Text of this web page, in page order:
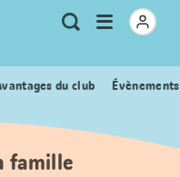
Métanavigation
RechercheOuvrir
du club
famille